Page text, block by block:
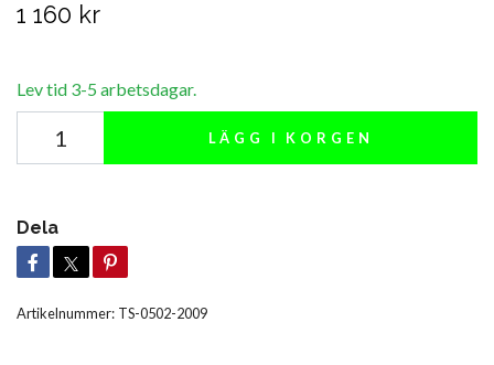
1 160 kr
Lev tid 3-5 arbetsdagar.
LÄGG I KORGEN
Dela
Artikelnummer: TS-0502-2009